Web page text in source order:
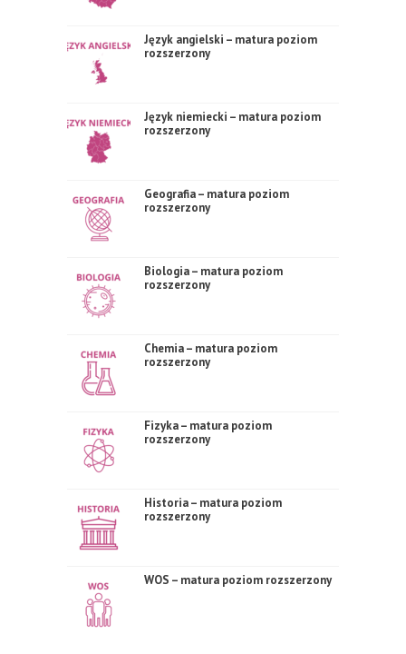
Język angielski – matura poziom
rozszerzony
Język niemiecki – matura poziom
rozszerzony
Geografia – matura poziom
rozszerzony
Biologia – matura poziom
rozszerzony
Chemia – matura poziom
rozszerzony
Fizyka – matura poziom
rozszerzony
Historia – matura poziom
rozszerzony
WOS – matura poziom rozszerzony